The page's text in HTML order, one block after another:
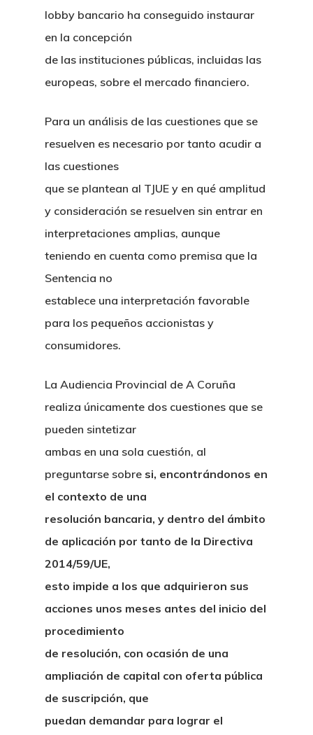
lobby bancario ha conseguido instaurar
en la concepción
de las instituciones públicas, incluidas las
europeas, sobre el mercado financiero.
Para un análisis de las cuestiones que se
resuelven es necesario por tanto acudir a
las cuestiones
que se plantean al TJUE y en qué amplitud
y consideración se resuelven sin entrar en
interpretaciones amplias, aunque
teniendo en cuenta como premisa que la
Sentencia no
establece una interpretación favorable
para los pequeños accionistas y
consumidores.
La Audiencia Provincial de A Coruña
realiza únicamente dos cuestiones que se
pueden sintetizar
ambas en una sola cuestión, al
preguntarse sobre si, encontrándonos en
el contexto de una
resolución bancaria, y dentro del ámbito
de aplicación por tanto de la Directiva
2014/59/UE,
esto impide a los que adquirieron sus
acciones unos meses antes del inicio del
procedimiento
de resolución, con ocasión de una
ampliación de capital con oferta pública
de suscripción, que
puedan demandar para lograr el